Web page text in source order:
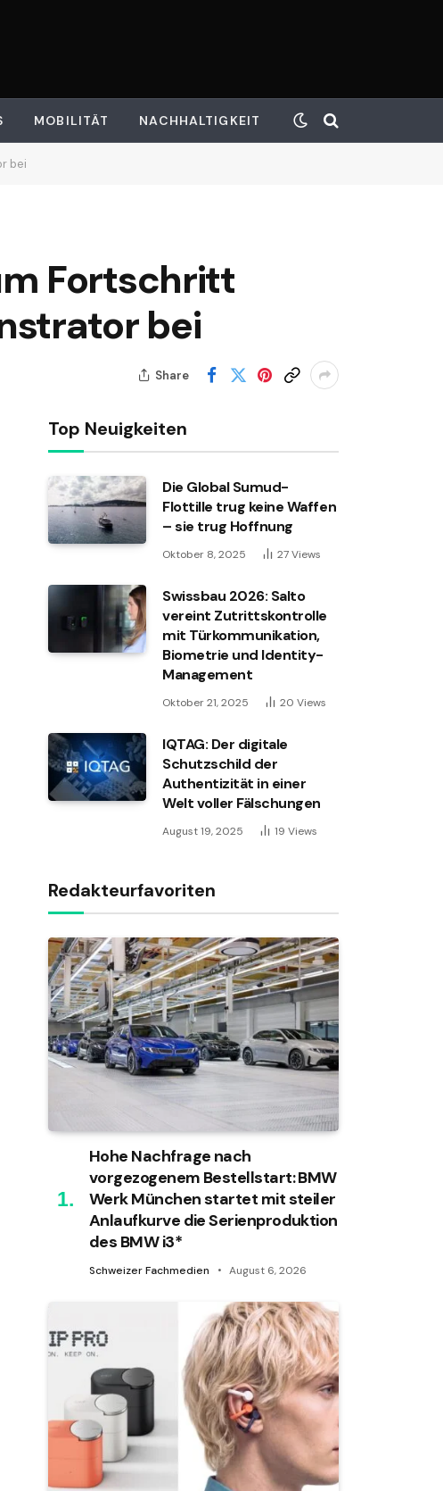
MOBILITÄT NACHHALTIGKEIT
bei
Fortschritt
bei
Share
Top Neuigkeiten
Die Global Sumud-
Flottille trug keine Waffen
– sie trug Hoffnung
Oktober 8, 2025 27Views
Swissbau 2026: Salto
vereint Zutrittskontrolle
mit Türkommunikation,
Biometrie und Identity-
Management
Oktober 21, 2025 20 Views
IQTAG: Der digitale
Schutzschild der
Authentizität in einer
Welt voller Fälschungen
August 19, 2025 19 Views
Redakteurfavoriten
Hohe Nachfrage nach
vorgezogenem Bestellstart: BMW
Werk München startet mit steiler
Anlaufkurve die Serienproduktion
des BMW i3*
Schweizer Fachmedien August 6, 2026